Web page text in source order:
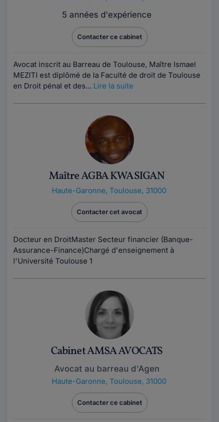
5 années d'expérience
Contacter ce cabinet
Avocat inscrit au Barreau de Toulouse, Maître Ismael
MEZITI est diplômé de la Faculté de droit de Toulouse
en Droit pénal et des... Lire la suite
Maître AGBA KWASIGAN
Haute-Garonne, Toulouse, 31000
Contacter cet avocat
Docteur en DroitMaster Secteur financier (Banque-
Assurance-Finance)Chargé d'enseignement à
l'Université Toulouse 1
Cabinet AMSA AVOCATS
Avocat au barreau d'Agen
Haute-Garonne, Toulouse, 31000
Contacter ce cabinet